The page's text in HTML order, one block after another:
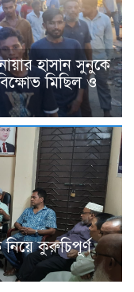
হাসান সুনুকে
মিছিল ও
কুরুচিপূর্ণ